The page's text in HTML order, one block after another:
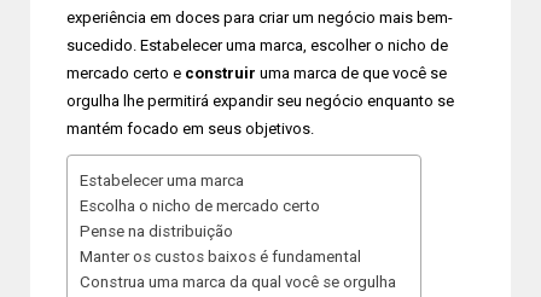
experiência em doces para criar um negócio mais bem-
sucedido. Estabelecer uma marca, escolher o nicho de
mercado certo e construir uma marca de que você se
orgulha lhe permitirá expandir seu negócio enquanto se
mantém focado em seus objetivos.
Estabelecer uma marca
Escolha o nicho de mercado certo
Pense na distribuição
Manter os custos baixos é fundamental
Construa uma marca da qual você se orgulha